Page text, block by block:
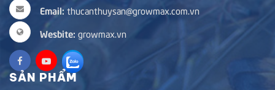
Email: thucanthuysan@growmax.com.vn
Wesbite: growmax.vn
SẢN PHẨM